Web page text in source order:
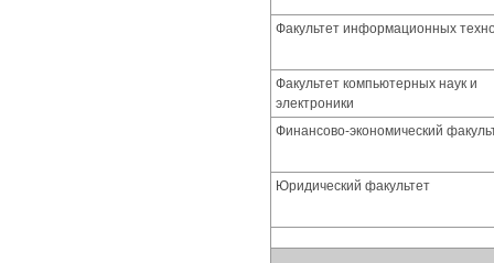
Факультет информационных
Факультет компьютерных наук и
электроники
Финансово-экономический
Юридический факультет